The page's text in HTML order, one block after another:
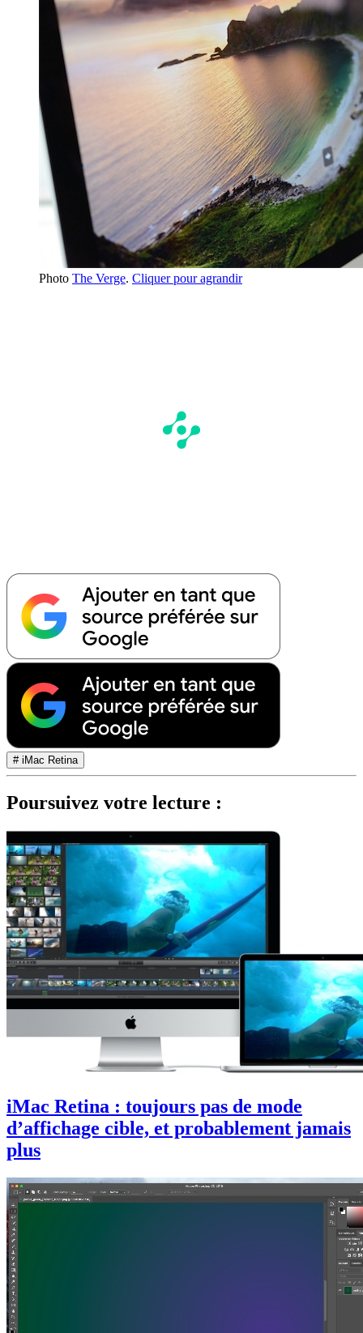
Photo The Verge. Cliquer pour agrandir
# iMac Retina
Poursuivez votre lecture :
iMac Retina : toujours pas de mode
d’affichage cible, et probablement jamais
plus